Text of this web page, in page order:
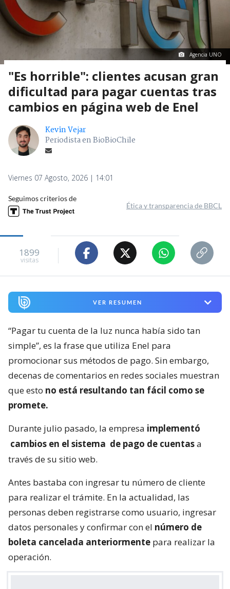
Agencia UNO
"Es horrible": clientes acusan gran
dificultad para pagar cuentas tras
cambios en página web de Enel
Kevin Vejar
Periodista en BioBioChile
Viernes 07 Agosto, 2026 | 14:01
Seguimos criterios de
Ética y transparencia de BBCL
1899
visitas
VER RESUMEN
“Pagar tu cuenta de la luz nunca había sido tan
simple”, es la frase que utiliza Enel para
promocionar sus métodos de pago. Sin embargo,
decenas de comentarios en redes sociales muestran
que esto no está resultando tan fácil como se
promete.
Durante julio pasado, la empresa implementó
cambios en el sistema de pago de cuentasa
través de su sitio web.
Antes bastaba con ingresar tu número de cliente
para realizar el trámite. En la actualidad, las
personas deben registrarse como usuario, ingresar
datos personales y confirmar con el número de
boleta cancelada anteriormente para realizar la
operación.